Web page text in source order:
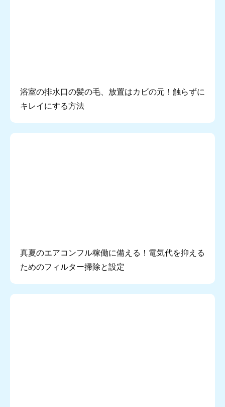
浴室の排水口の髪の毛、放置はカビの元！触らずに
キレイにする方法
真夏のエアコンフル稼働に備える！電気代を抑える
ためのフィルター掃除と設定